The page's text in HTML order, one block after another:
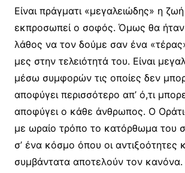
Είναι πράγματι «μεγαλειώδης» η
εκπροσωπεί ο σοφός. Όμως θα ήταν
λάθος να τον δούμε σαν ένα
μες στην τελειότητά του. Είναι
μέσω συμφορών τις οποίες δεν
αποφύγει περισσότερο απ’ ό,τι
αποφύγει ο κάθε άνθρωπος. Ο
με ωραίο τρόπο το κατόρθωμα του
σ’ ένα κόσμο όπου οι αντιξοότητες
συμβάντατα αποτελούν τον κανόνα.